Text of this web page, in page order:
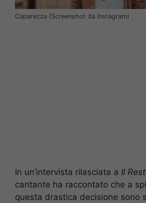
Caparezza (Screenshot da Instagram)
In un’intervista rilasciata a Il
cantante ha raccontato che a
questa drastica decisione sono